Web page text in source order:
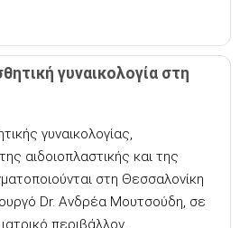
γυναικολογία στη
γυναικολογίας,
αιδοιοπλαστικής και της
στη Θεσσαλονίκη
Dr. Ανδρέα Μουτσούδη, σε
περιβάλλον.